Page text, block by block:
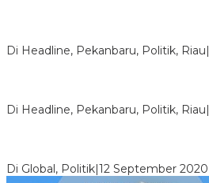
Di Headline, Pekanbaru, Politik, Riau|
Di Headline, Pekanbaru, Politik, Riau|
Di Global, Politik|12 September 2020